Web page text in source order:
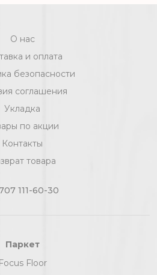
О нас
и оплата
безопасности
соглашения
Укладка
по акции
Контакты
товара
111-60-30
Паркет
Focus Floor